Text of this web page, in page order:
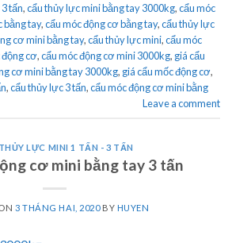
tấn,cẩu thủy lực mini bằng tay 3000kg,cẩu móc
bằng tay,cẩu móc động cơ bằng tay,cẩu thủy lực
cơ mini bằng tay,cẩu thủy lực mini,cẩu móc
động cơ,cẩu móc động cơ mini 3000kg, giá cẩu
cơ mini bằng tay 3000kg, giá cẩu mốc động cơ,
,cẩu thủy lực 3 tấn,cẩu móc động cơ mini bằng
Leave a comment
LỰC MINI 1 TẤN - 3 TẤN
cơ mini bằng tay 3 tấn
3 THÁNG HAI, 2020BY HUYEN